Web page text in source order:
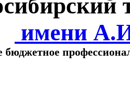
имени
бюджетное